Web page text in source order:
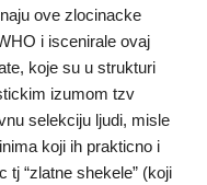
ove zlocinacke
i iscenirale ovaj
koje su u strukturi
izumom tzv
selekciju ljudi, misle
koji ih prakticno i
tj “zlatne shekele” (koji